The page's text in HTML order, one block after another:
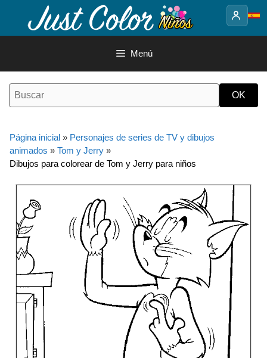
contenido
Menú
Página inicial » Personajes de series de TV y dibujos
animados » Tom y Jerry »
Dibujos para colorear de Tom y Jerry para niños